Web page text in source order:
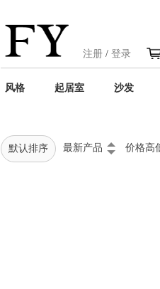
注册 / 登录
风格 起居室 沙发
默认排序 最新产品 价格高